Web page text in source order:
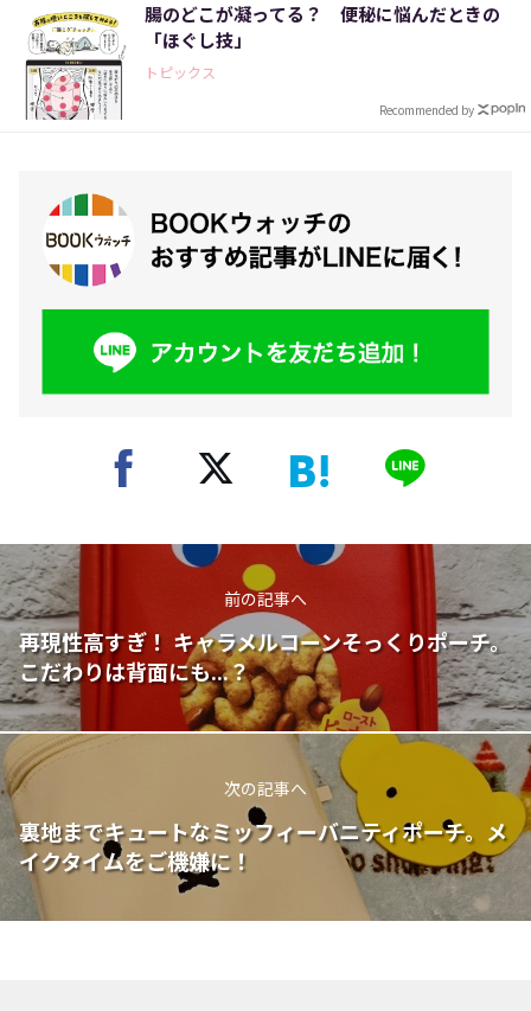
腸のどこが凝ってる？ 便秘に悩んだときの
「ほぐし技」
トピックス
Recommended by
前の記事へ
再現性高すぎ！ キャラメルコーンそっくりポーチ。
こだわりは背面にも...？
次の記事へ
裏地までキュートなミッフィーバニティポーチ。メ
イクタイムをご機嫌に！